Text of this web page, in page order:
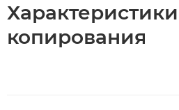
Характеристики
копирования